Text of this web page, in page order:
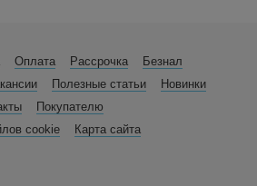
Оплата Рассрочка
Безнал
Полезные статьи
Новинки
Покупателю
cookie
Карта сайта